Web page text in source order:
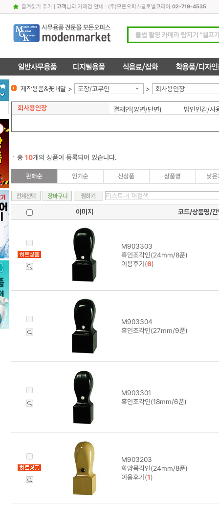
즐겨찾기 추가| 고객님의 거래점 안내 : (주)모든오피스글로벌코리아 02-719-4535
제작용품&꽃배달 > 도장/고무인 > 회사용인장
회사용인장 결재인(양면/단면) 법인인감/사
총 10개의 상품이 등록되어 있습니다.
이미지 코드/상품명/간
M903303
흑인조각인(24mm/8푼)
이용후기(6)
M903304
흑인조각인(27mm/9푼)
M903301
흑인조각인(18mm/6푼)
M903203
화양목각인(24mm/8푼)
이용후기(1)